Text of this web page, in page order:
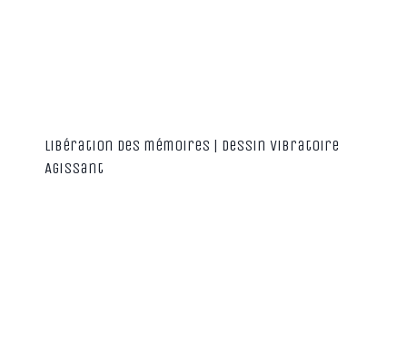
Libération des mémoires | Dessin Vibratoire
Agissant